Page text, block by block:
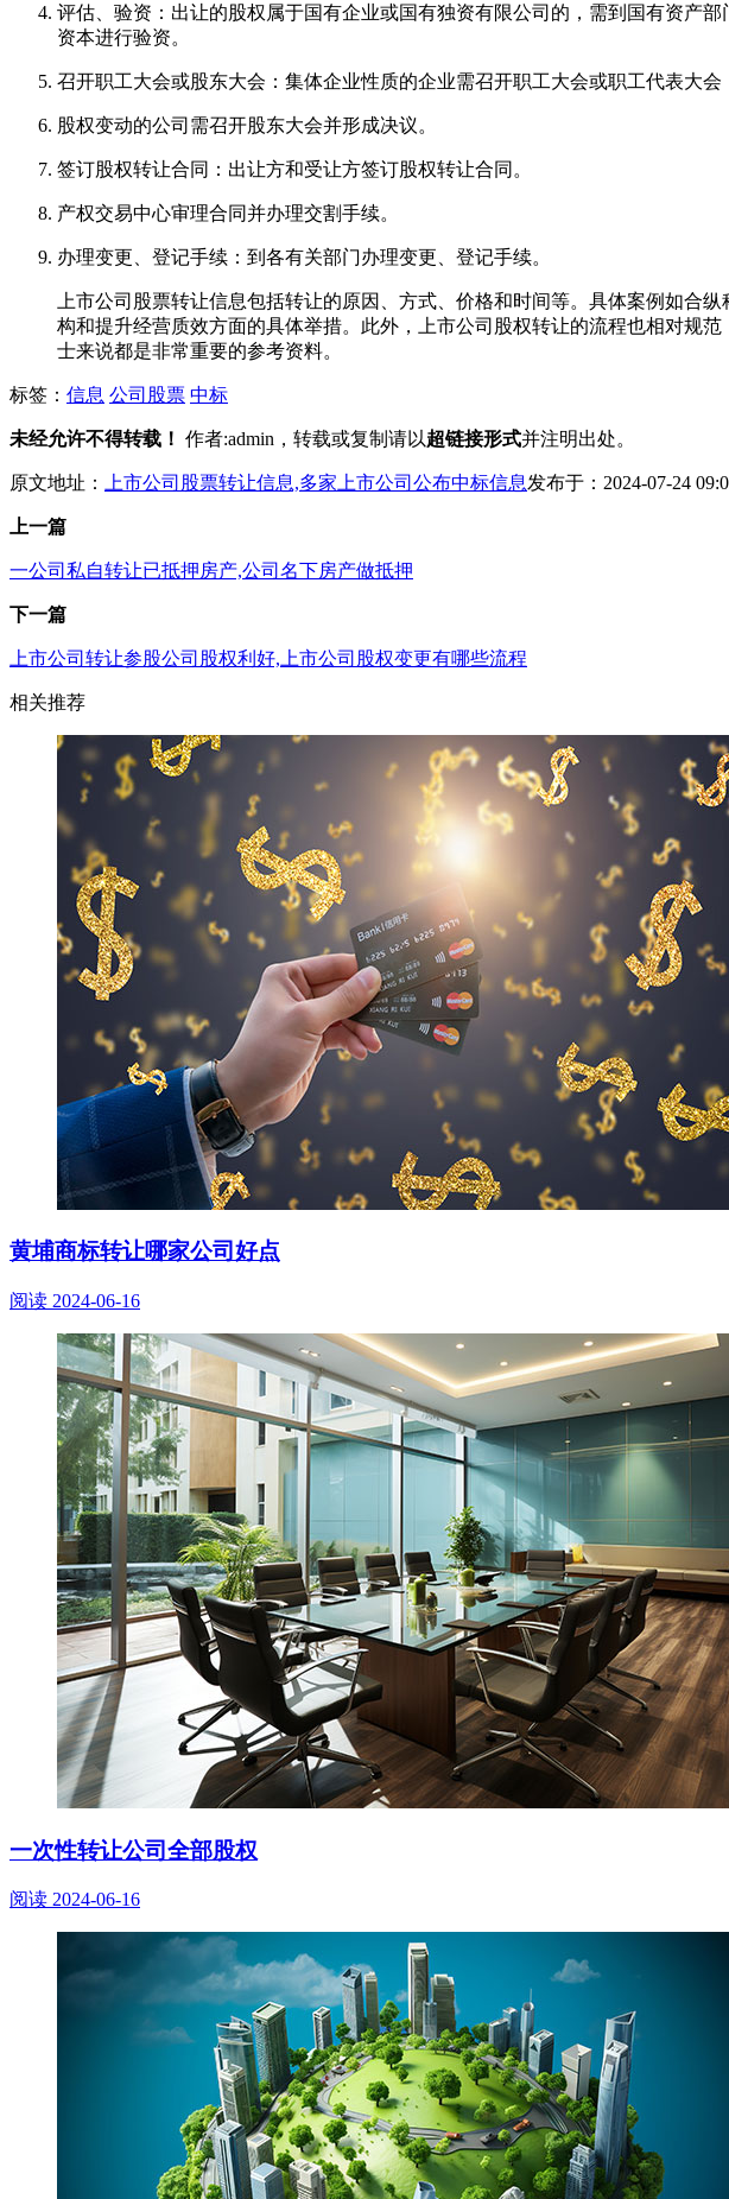
评估、验资：出让的股权属于国有企业或国有独资有限公司的，需到国有资产
资本进行验资。
召开职工大会或股东大会：集体企业性质的企业需召开职工大会或职工代表大会
股权变动的公司需召开股东大会并形成决议。
签订股权转让合同：出让方和受让方签订股权转让合同。
产权交易中心审理合同并办理交割手续。
办理变更、登记手续：到各有关部门办理变更、登记手续。
上市公司股票转让信息包括转让的原因、方式、价格和时间等。具体案例如合
构和提升经营质效方面的具体举措。此外，上市公司股权转让的流程也相对规
士来说都是非常重要的参考资料。
标签： 信息 公司股票 中标
未经允许不得转载！ 作者:admin，转载或复制请以超链接形式并注明出处。
原文地址： 上市公司股票转让信息,多家上市公司公布中标信息发布于：2024-07-24
上一篇
一公司私自转让已抵押房产,公司名下房产做抵押
下一篇
上市公司转让参股公司股权利好,上市公司股权变更有哪些流程
相关推荐
黄埔商标转让哪家公司好点
阅读 2024-06-16
一次性转让公司全部股权
阅读 2024-06-16